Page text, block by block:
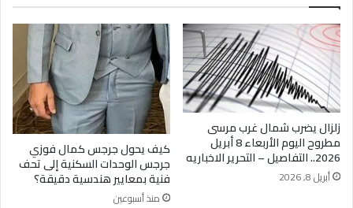
زلزال يضرب شمال غرب مرسى
مطروح اليوم الأربعاء 8 أبريل
2026.. التفاصيل – التحرير الاخباريه
أبريل 8, 2026
كيف يحول جرجس كمال فوزي
جرجس الوحدات السكنية إلى تحف
فنية بمعايير هندسية دقيقة؟
منذ أسبوعين